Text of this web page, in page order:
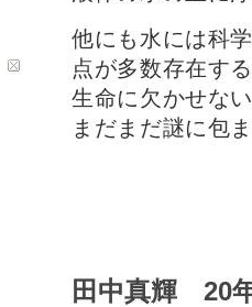
他にも水には科
点が多数存在す
生命に欠かせな
まだまだ謎に包
田中真輝 20